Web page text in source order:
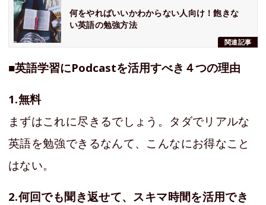
関連記事
何をやればいいかわからない人向け！飽きな
い英語の勉強方法
■英語学習にPodcastを活用すべき４つの理由
1.無料
まずはこれに尽きるでしょう。タダでリアルな
英語を勉強できるなんて、こんなにお得なこと
はない。
2.何回でも聞き返せて、スキマ時間を活用でき